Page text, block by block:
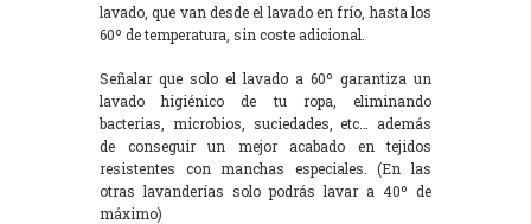
lavado, que van desde el lavado en frío, hasta los
60º de temperatura, sin coste adicional.
Señalar que solo el lavado a 60º garantiza un
lavado higiénico de tu ropa, eliminando
bacterias, microbios, suciedades, etc… además
de conseguir un mejor acabado en tejidos
resistentes con manchas especiales. (En las
otras lavanderías solo podrás lavar a 40º de
máximo)